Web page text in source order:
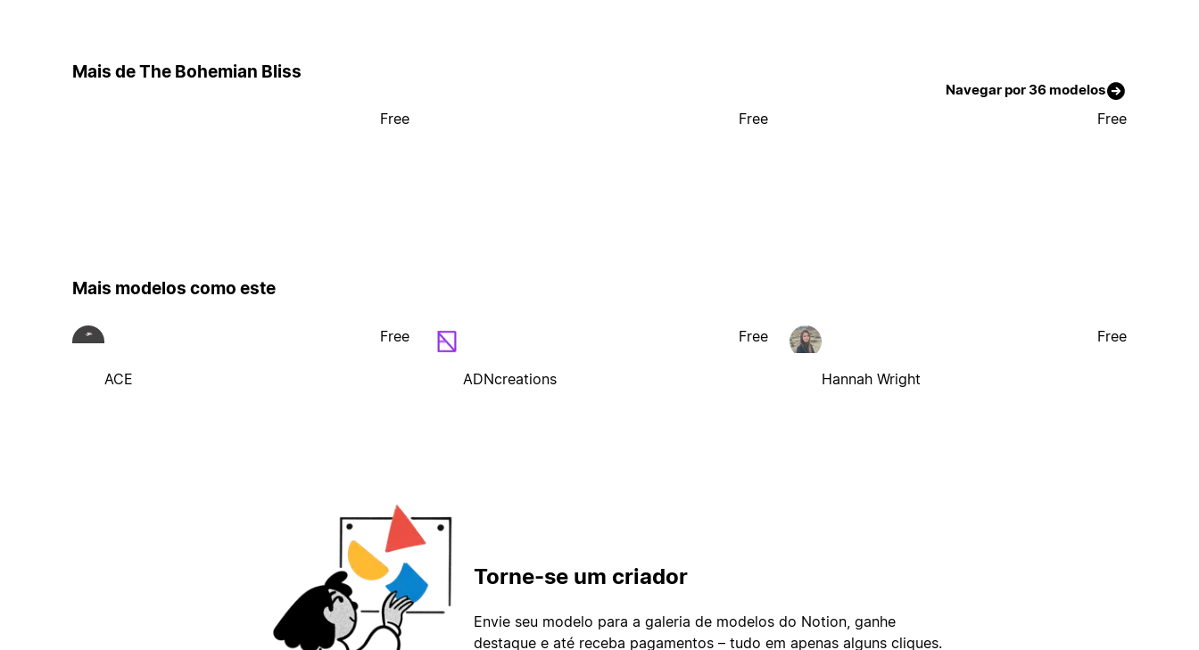
Mais de The Bohemian Bliss
Navegar por 36 modelos
Free Free Free
Mais modelos como este
ACE
Free
ADNcreations
Free
Hannah Wright
Free
Torne-se um criador
Envie seu modelo para a galeria de modelos do Notion, ganhe
destaque e até receba pagamentos – tudo em apenas alguns cliques.